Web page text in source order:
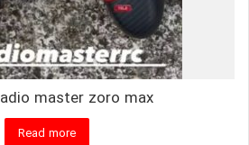
master zoro max
Read more